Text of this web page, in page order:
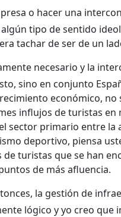
o hacer una
tipo de sentido
tachar de ser de un
necesario y la
sino en conjunto
económico,
influjos de turistas
sector primario entre
deportivo, piensa
turistas que se han
de más afluencia.
la gestión de
lógico y yo creo que